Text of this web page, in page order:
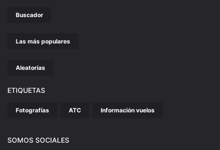
Buscador
Las más populares
Aleatorias
ETIQUETAS
Fotografías ATC Información vuelos
SOMOS SOCIALES